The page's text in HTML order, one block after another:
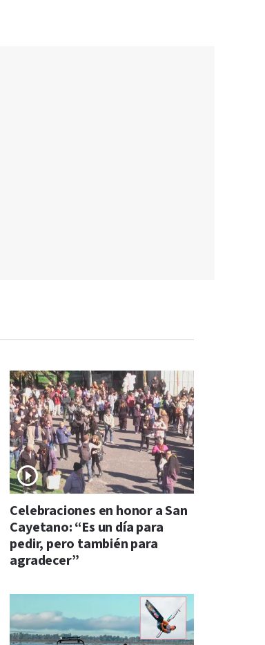
Celebraciones en honor a San
Cayetano: “Es un día para
pedir, pero también para
agradecer”